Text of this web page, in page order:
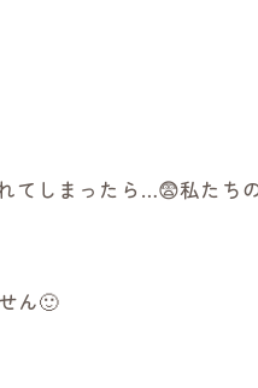
てしまったら…😨私たち
ん🙂